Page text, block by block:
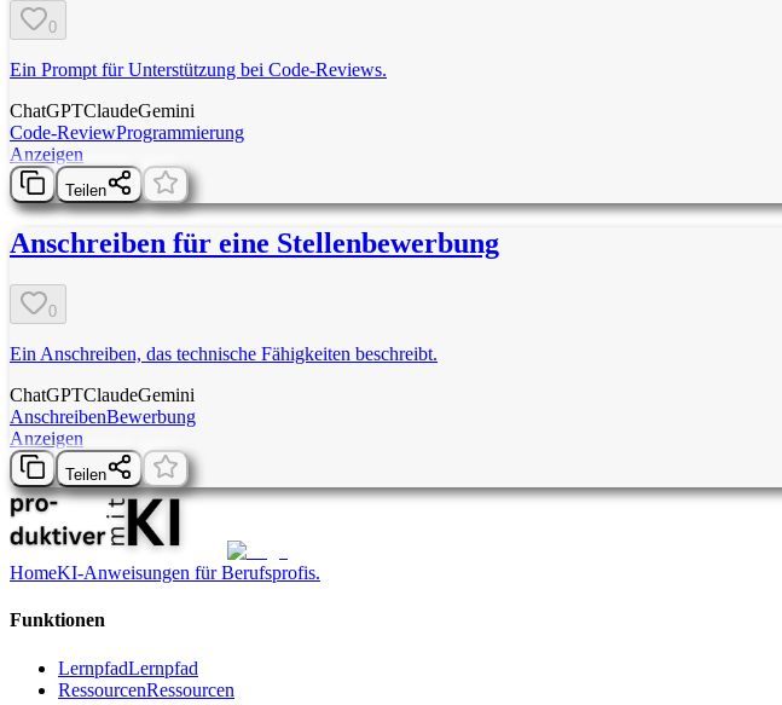
0
Ein Prompt für Unterstützung bei Code-Reviews.
ChatGPTClaudeGemini
Code-ReviewProgrammierung
Anzeigen
Teilen
Anschreiben für eine Stellenbewerbung
0
Ein Anschreiben, das technische Fähigkeiten beschreibt.
ChatGPTClaudeGemini
AnschreibenBewerbung
Anzeigen
Teilen
HomeKI-Anweisungen für Berufsprofis.
Funktionen
LernpfadLernpfad
RessourcenRessourcen